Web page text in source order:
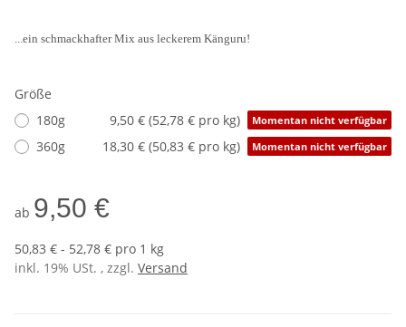
...ein schmackhafter Mix aus leckerem Känguru!
Größe
180g
9,50 € (52,78 € pro kg) Momentan nicht verfügbar
360g 18,30 € (50,83 € pro kg) Momentan nicht verfügbar
ab 9,50 €
50,83 € - 52,78 € pro 1 kg
inkl. 19% USt. , zzgl. Versand